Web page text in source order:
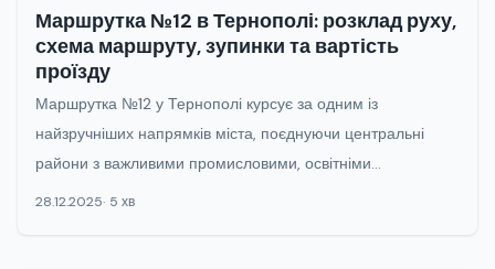
Маршрутка №12 в Тернополі: розклад руху,
схема маршруту, зупинки та вартість
проїзду
Маршрутка №12 у Тернополі курсує за одним із
найзручніших напрямків міста, поєднуючи центральні
райони з важливими промисловими, освітніми...
28.12.2025 5 хв